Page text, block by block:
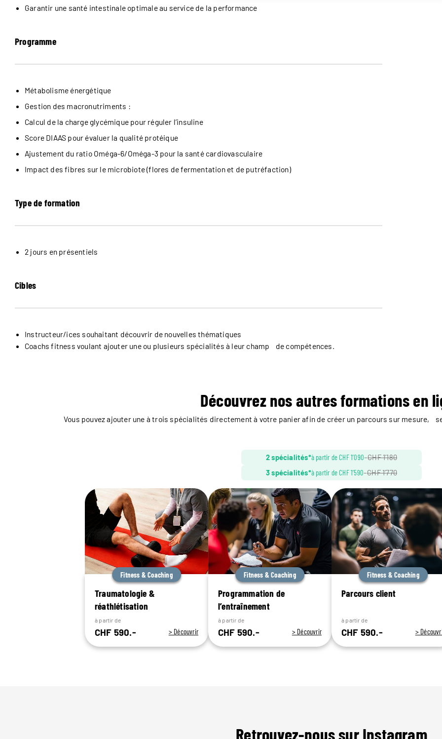
Garantir une santé intestinale optimale au service de la performance
Programme
Métabolisme énergétique
Gestion des macronutriments :
Calcul de la charge glycémique pour réguler l’insuline
Score DIAAS pour évaluer la qualité protéique
Ajustement du ratio Oméga-6/Oméga-3 pour la santé cardiovasculaire
Impact des fibres sur le microbiote (flores de fermentation et de putréfaction)
Type de formation
2 jours en présentiels
Cibles
Instructeur/ices souhaitant découvrir de nouvelles thématiques
Coachs fitness voulant ajouter une ou plusieurs spécialités à leur champ de compétences.
Découvrez nos autres formations en
Vous pouvez ajouter une à trois spécialités directement à votre panier afin de créer un parcours sur mesure,
2 spécialités*à partir de CHF 1’090–CHF 1’180
3 spécialités*à partir de CHF 1’590–CHF 1’770
Fitness & Coaching
Traumatologie &
réathlétisation
à partir de
CHF 590.- > Découvrir
Fitness & Coaching
Programmation de
l’entraînement
à partir de
CHF 590.- > Découvrir
Fitness & Coaching
Parcours client
à partir de
CHF 590.- >
Retrouvez-nous sur Instagram